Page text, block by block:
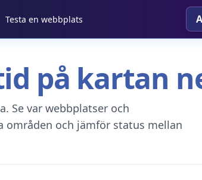
Testa en webbplats
på kartan
Se var webbplatser och
och jämför status mellan